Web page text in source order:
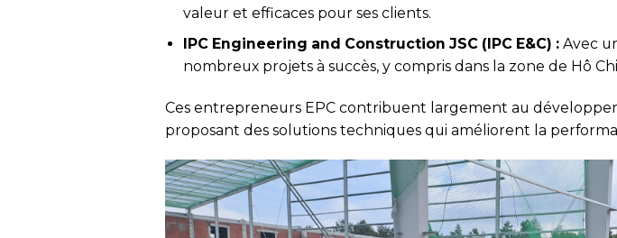
valeur et efficaces pour ses clients.
IPC Engineering and Construction JSC (IPC E&C) : Avec
nombreux projets à succès, y compris dans la zone de Hô
Ces entrepreneurs EPC contribuent largement au
proposant des solutions techniques qui améliorent la